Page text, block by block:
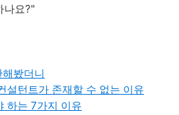
나요?"
봤더니
설턴트가 존재할 수 없는 이유
하는 7가지 이유